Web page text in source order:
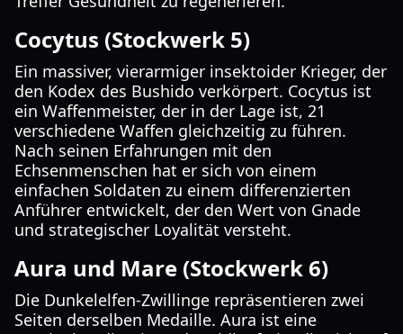
Cocytus (Stockwerk 5)
Ein massiver, vierarmiger insektoider Krieger, der
den Kodex des Bushido verkörpert. Cocytus ist
ein Waffenmeister, der in der Lage ist, 21
verschiedene Waffen gleichzeitig zu führen.
Nach seinen Erfahrungen mit den
Echsenmenschen hat er sich von einem
einfachen Soldaten zu einem differenzierten
Anführer entwickelt, der den Wert von Gnade
und strategischer Loyalität versteht.
Aura und Mare (Stockwerk 6)
Die Dunkelelfen-Zwillinge repräsentieren zwei
Seiten derselben Medaille. Aura ist eine